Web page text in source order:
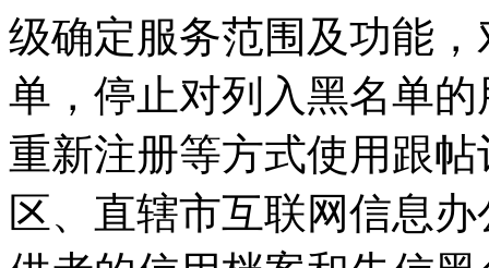
级确定服务范围及功能
单，停止对列入黑名单
重新注册等方式使用跟
区、直辖市互联网信息